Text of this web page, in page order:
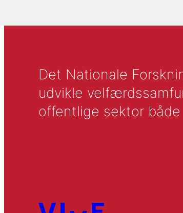
Det Nationale
udvikle
offentlige sektor